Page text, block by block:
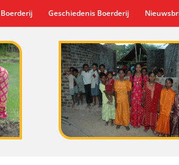
Geschiedenis Boerderij